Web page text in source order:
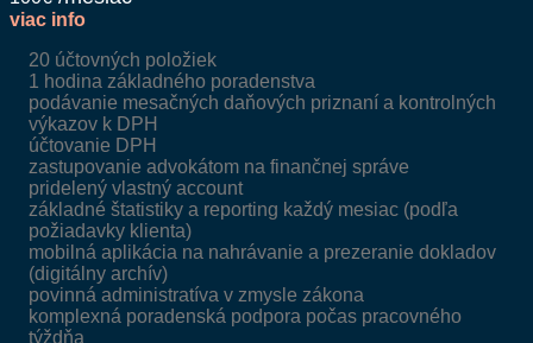
viac info
20 účtovných položiek
1 hodina základného poradenstva
podávanie mesačných daňových priznaní a kontrolných
výkazov k DPH
účtovanie DPH
zastupovanie advokátom na finančnej správe
pridelený vlastný account
základné štatistiky a reporting každý mesiac (podľa
požiadavky klienta)
mobilná aplikácia na nahrávanie a prezeranie dokladov
(digitálny archív)
povinná administratíva v zmysle zákona
komplexná poradenská podpora počas pracovného
týždňa